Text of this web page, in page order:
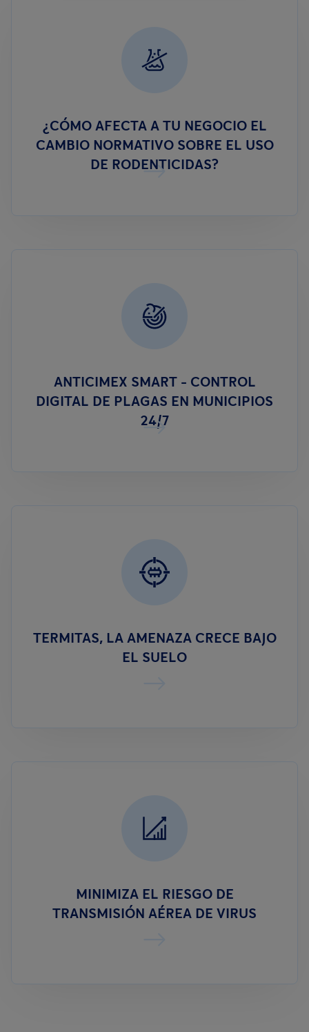
¿CÓMO AFECTA A TU NEGOCIO EL
CAMBIO NORMATIVO SOBRE EL USO
DE RODENTICIDAS?
ANTICIMEX SMART - CONTROL
DIGITAL DE PLAGAS EN MUNICIPIOS
24/7
TERMITAS, LA AMENAZA CRECE BAJO
EL SUELO
MINIMIZA EL RIESGO DE
TRANSMISIÓN AÉREA DE VIRUS